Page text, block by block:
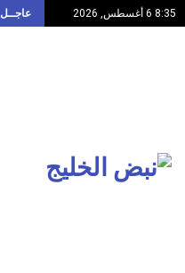
8:35 6 أغسطس, 2026 عاجــل